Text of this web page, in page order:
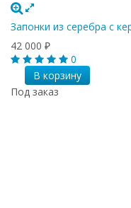
Запонки из серебра с
42 000 ₽
0
В корзину
Под заказ